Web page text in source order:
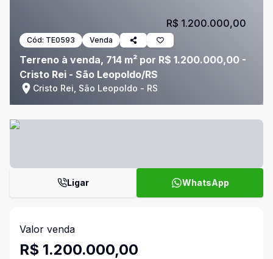
Cód: TE0593 Venda
Terreno à venda, 714 m² por R$ 1.200.000,00 -
Cristo Rei - São Leopoldo/RS
Cristo Rei, São Leopoldo - RS
R$ 1.200.000,00
Ligar WhatsApp
Valor venda
R$ 1.200.000,00